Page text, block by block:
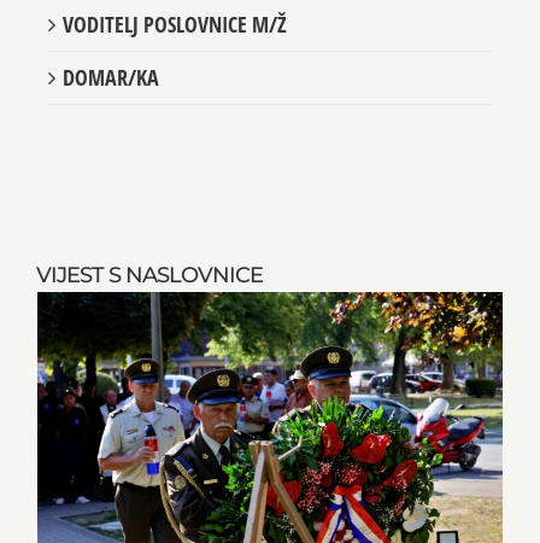
VIJEST S NASLOVNICE
VODITELJ POSLOVNICE M/Ž
DOMAR/KA